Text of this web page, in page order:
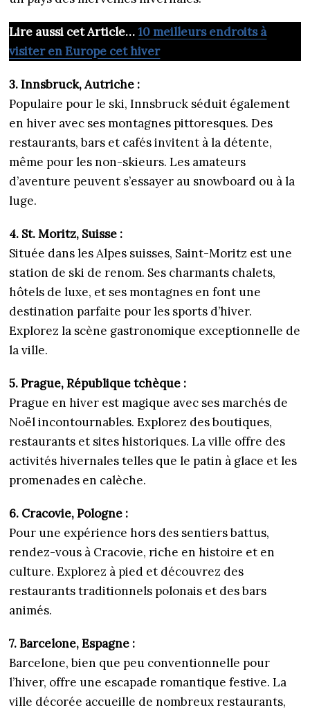
Lire aussi cet Article…10 meilleurs endroits à
visiter en Europe cet hiver
3. Innsbruck, Autriche :
Populaire pour le ski, Innsbruck séduit également
en hiver avec ses montagnes pittoresques. Des
restaurants, bars et cafés invitent à la détente,
même pour les non-skieurs. Les amateurs
d’aventure peuvent s’essayer au snowboard ou à la
luge.
4. St. Moritz, Suisse :
Située dans les Alpes suisses, Saint-Moritz est une
station de ski de renom. Ses charmants chalets,
hôtels de luxe, et ses montagnes en font une
destination parfaite pour les sports d’hiver.
Explorez la scène gastronomique exceptionnelle de
la ville.
5. Prague, République tchèque :
Prague en hiver est magique avec ses marchés de
Noël incontournables. Explorez des boutiques,
restaurants et sites historiques. La ville offre des
activités hivernales telles que le patin à glace et les
promenades en calèche.
6. Cracovie, Pologne :
Pour une expérience hors des sentiers battus,
rendez-vous à Cracovie, riche en histoire et en
culture. Explorez à pied et découvrez des
restaurants traditionnels polonais et des bars
animés.
7. Barcelone, Espagne :
Barcelone, bien que peu conventionnelle pour
l’hiver, offre une escapade romantique festive. La
ville décorée accueille de nombreux restaurants,